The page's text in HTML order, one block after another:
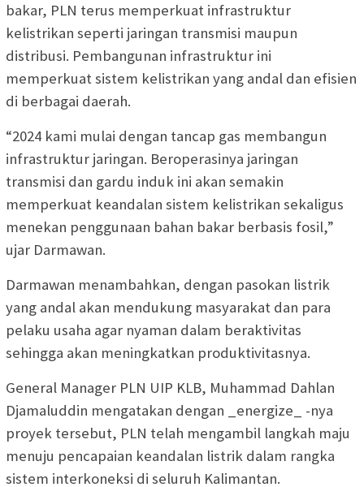
bakar, PLN terus memperkuat infrastruktur
kelistrikan seperti jaringan transmisi maupun
distribusi. Pembangunan infrastruktur ini
memperkuat sistem kelistrikan yang andal dan efisien
di berbagai daerah.
“2024 kami mulai dengan tancap gas membangun
infrastruktur jaringan. Beroperasinya jaringan
transmisi dan gardu induk ini akan semakin
memperkuat keandalan sistem kelistrikan sekaligus
menekan penggunaan bahan bakar berbasis fosil,”
ujar Darmawan.
Darmawan menambahkan, dengan pasokan listrik
yang andal akan mendukung masyarakat dan para
pelaku usaha agar nyaman dalam beraktivitas
sehingga akan meningkatkan produktivitasnya.
General Manager PLN UIP KLB, Muhammad Dahlan
Djamaluddin mengatakan dengan _energize_ -nya
proyek tersebut, PLN telah mengambil langkah maju
menuju pencapaian keandalan listrik dalam rangka
sistem interkoneksi di seluruh Kalimantan.